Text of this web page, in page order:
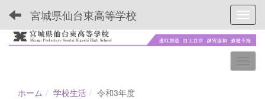
宮城県仙台東高等学校
ホーム 学校生活
令和3年度